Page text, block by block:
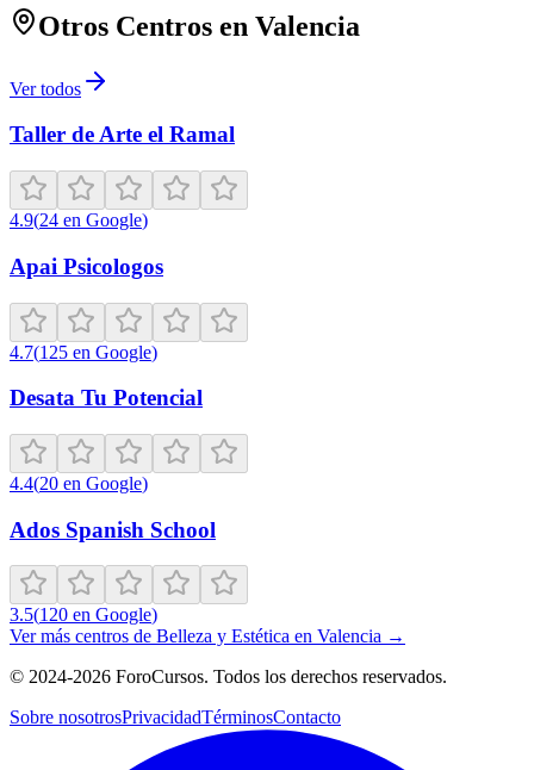
Otros Centros en Valencia
Ver todos
Taller de Arte el Ramal
4.9(24 en Google)
Apai Psicologos
4.7(125 en Google)
Desata Tu Potencial
4.4(20 en Google)
Ados Spanish School
3.5(120 en Google)
Ver más centros de Belleza y Estética en Valencia →
© 2024-2026 ForoCursos. Todos los derechos reservados.
Sobre nosotrosPrivacidadTérminosContacto